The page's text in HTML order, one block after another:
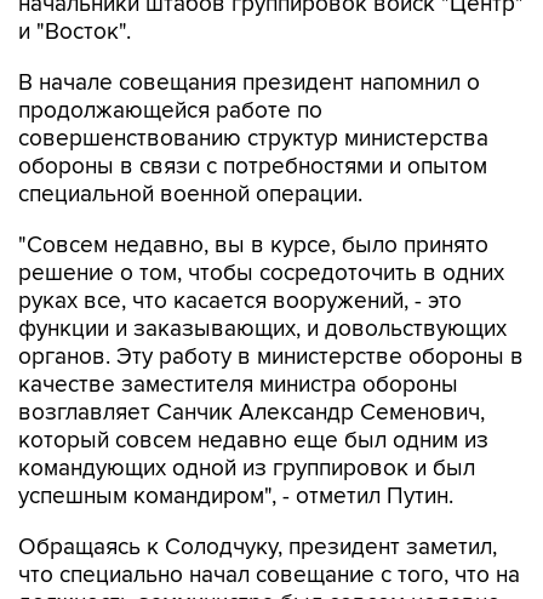
В начале совещания президент напомнил о
совершенствованию структур министерства
обороны в связи с потребностями и опытом
специальной военной операции.
"Совсем недавно, вы в курсе, было принято
руках все, что касается вооружений, - это
функции и заказывающих, и довольствующих
органов. Эту работу в министерстве обороны в
качестве заместителя министра обороны
возглавляет Санчик Александр Семенович,
который совсем недавно еще был одним из
командующих одной из группировок и был
успешным командиром", - отметил Путин.
Обращаясь к Солодчуку, президент заметил,
должность замминистра был совсем недавно
назначен Санчик. "Который так же, как и вы,